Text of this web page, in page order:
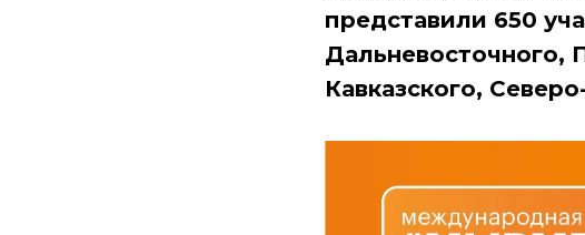
представили 650
Дальневосточного,
Кавказского,